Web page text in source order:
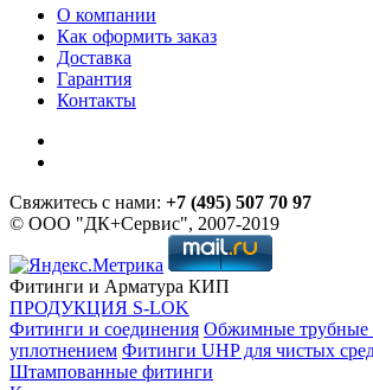
О компании
Как оформить заказ
Доставка
Гарантия
Контакты
Свяжитесь с нами: +7 (495) 507 70 97
© ООО "ДК+Сервис", 2007-2019
Фитинги и Арматура КИП
ПРОДУКЦИЯ S-LOK
Фитинги и соединения Обжимные трубные
уплотнением Фитинги UHP для чистых
Штампованные фитинги